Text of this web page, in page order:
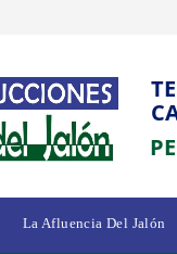
La Afluencia Del Jalón